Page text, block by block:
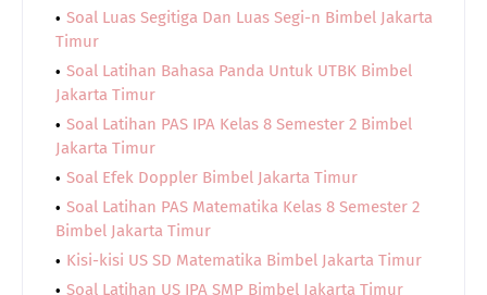
Soal Luas Segitiga Dan Luas Segi-n Bimbel Jakarta
Timur
Soal Latihan Bahasa Panda Untuk UTBK Bimbel
Jakarta Timur
Soal Latihan PAS IPA Kelas 8 Semester 2 Bimbel
Jakarta Timur
Soal Efek Doppler Bimbel Jakarta Timur
Soal Latihan PAS Matematika Kelas 8 Semester 2
Bimbel Jakarta Timur
Kisi-kisi US SD Matematika Bimbel Jakarta Timur
Soal Latihan US IPA SMP Bimbel Jakarta Timur